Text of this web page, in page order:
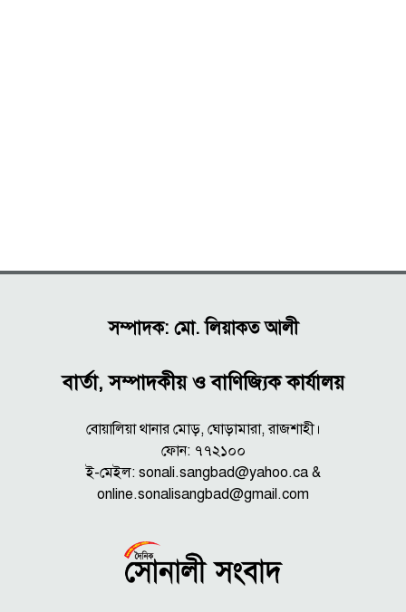
সম্পাদক: মো. লিয়াকত আলী
বার্তা, সম্পাদকীয় ও বাণিজ্যিক কার্যালয়
বোয়ালিয়া থানার মোড়, ঘোড়ামারা, রাজশাহী।
ফোন: ৭৭২১০০
ই-মেইল: sonali.sangbad@yahoo.ca &
online.sonalisangbad@gmail.com